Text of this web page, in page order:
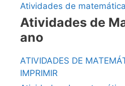
Atividades de
Atividades de
ano
ATIVIDADES DE
IMPRIMIR